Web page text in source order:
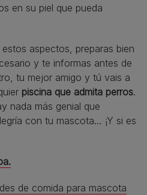
en su piel que pueda
aspectos, preparas bien
y te informas antes de
tu mejor amigo y tú vais a
piscina que admita perros.
nada más genial que
con tu mascota… ¡Y si es
de comida para mascota